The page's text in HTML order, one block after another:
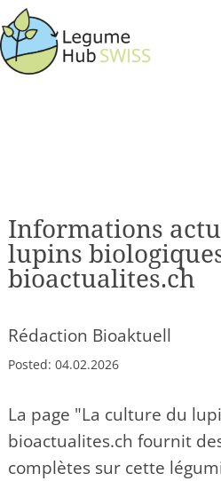
Informations
lupins
bioactualites.ch
Rédaction Bioaktuell
Posted: 04.02.2026
La page "La culture du
bioactualites.ch fournit
complètes sur cette